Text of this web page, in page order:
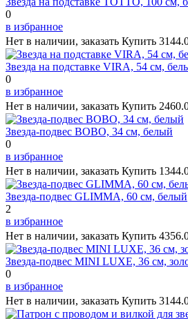
0
в избранное
Нет в наличии, заказать Купить
Звезда на подставке VIRA, 54 см,
0
в избранное
Нет в наличии, заказать Купить
Звезда-подвес BOBO, 34 см, белый
0
в избранное
Нет в наличии, заказать Купить
Звезда-подвес GLIMMA, 60 см, белый
2
в избранное
Нет в наличии, заказать Купить
Звезда-подвес MINI LUXE, 36 см,
0
в избранное
Нет в наличии, заказать Купить